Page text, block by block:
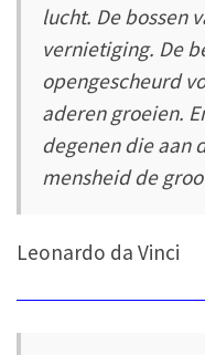
lucht. De bossen
vernietiging. De
opengescheurd
aderen groeien.
degenen die aan
mensheid de
Leonardo da Vinci